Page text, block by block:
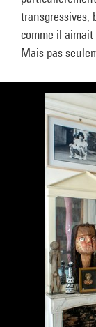
transgressives,
comme il aimait
Mais pas